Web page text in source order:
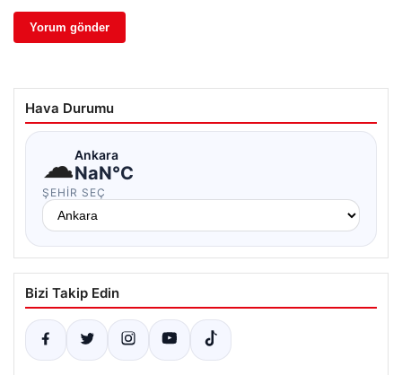
Hava Durumu
☁Ankara
NaN°C
ŞEHIR SEÇ
Bizi Takip Edin